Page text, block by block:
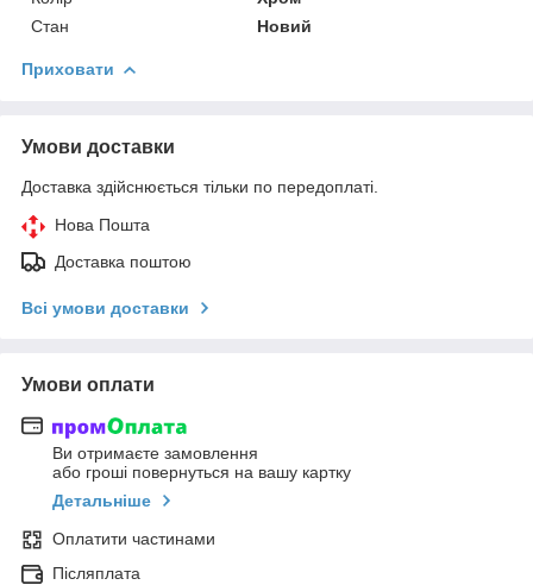
Стан
Новий
Приховати
Умови доставки
Доставка здійснюється тільки по передоплаті.
Нова Пошта
Доставка поштою
Всі умови доставки
Умови оплати
Ви отримаєте замовлення
або гроші повернуться на вашу картку
Детальніше
Оплатити частинами
Післяплата